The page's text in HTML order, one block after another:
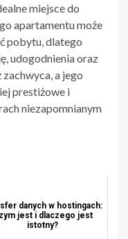
miejsce do
apartamentu może
pobytu, dlatego
udogodnienia oraz
a jego
prestiżowe i
niezapomnianym
danych w hostingach:
jest i dlaczego jest
istotny?